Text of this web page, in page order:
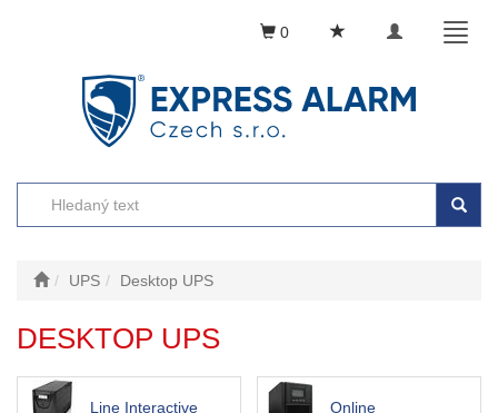
Toggle
0
UPS Desktop UPS
DESKTOP UPS
Line Interactive Online